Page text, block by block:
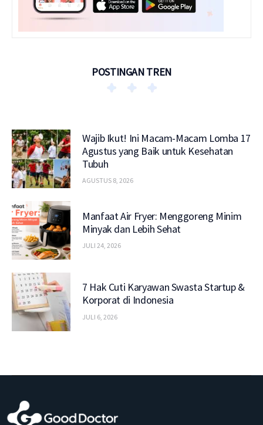
POSTINGAN TREN
Wajib Ikut! Ini Macam-Macam Lomba 17
Agustus yang Baik untuk Kesehatan
Tubuh
AGUSTUS 8, 2026
Manfaat Air Fryer: Menggoreng Minim
Minyak dan Lebih Sehat
JULI 24, 2026
7 Hak Cuti Karyawan Swasta Startup &
Korporat di Indonesia
JULI 6, 2026